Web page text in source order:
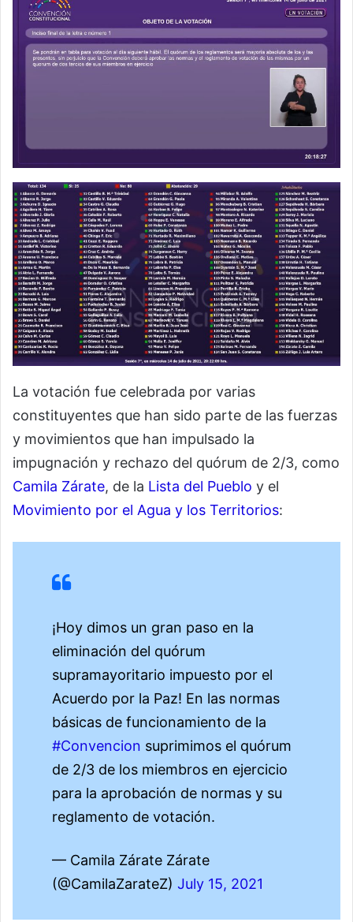
La votación fue celebrada por varias
constituyentes que han sido parte de las fuerzas
y movimientos que han impulsado la
impugnación y rechazo del quórum de 2/3, como
Camila Zárate, de la Lista del Pueblo y el
Movimiento por el Agua y los Territorios:
¡Hoy dimos un gran paso en la
eliminación del quórum
supramayoritario impuesto por el
Acuerdo por la Paz! En las normas
básicas de funcionamiento de la
#Convencion suprimimos el quórum
de 2/3 de los miembros en ejercicio
para la aprobación de normas y su
reglamento de votación.
— Camila Zárate Zárate
(@CamilaZarateZ) July 15, 2021